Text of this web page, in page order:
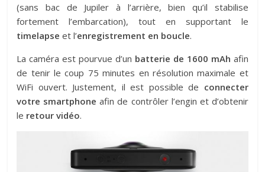
(sans bac de Jupiler à l’arrière, bien qu’il stabilise
fortement l’embarcation), tout en supportant le
timelapse et l’enregistrement en boucle.
La caméra est pourvue d’un batterie de 1600 mAh afin
de tenir le coup 75 minutes en résolution maximale et
WiFi ouvert. Justement, il est possible de connecter
votre smartphone afin de contrôler l’engin et d’obtenir
le retour vidéo.